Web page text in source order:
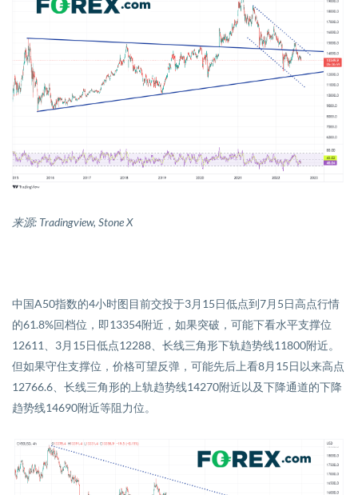
来源: Tradingview, Stone X
中国A50指数的4小时图目前交投于3月 15日低点到7月 5日高点行情
的61.8%回档位，即13354附近，如果突破，可能下看水平支撑位
12611
3月 15日低点12288 、长线三角形下轨趋势线11800附近。
但如果守住支撑位，价格可望反弹，可能先后上看8月 15日以来高点
12766.6 、长线三角形的上轨趋势线14270附近以及下降通道的下降
趋势线14690附近等阻力位。